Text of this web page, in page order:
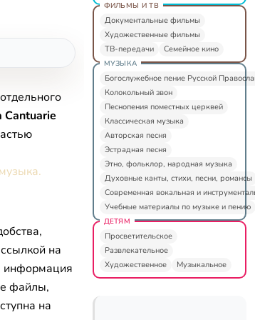
Cantuarie
на
информация
файлы,
на
ФИЛЬМЫ И ТВ
Документальные фильмы
Художественные фильмы
ТВ-передачи
Семейное кино
МУЗЫКА
Богослужебное пение Русской
Колокольный звон
Песнопения поместных церквей
Классическая музыка
Авторская песня
Эстрадная песня
Этно, фольклор, народная музыка
Духовные канты, стихи, песни, романсы
Современная вокальная и
Учебные материалы по музыке и пению
ДЕТЯМ
Просветительское
Развлекательное
Художественное
Музыкальное